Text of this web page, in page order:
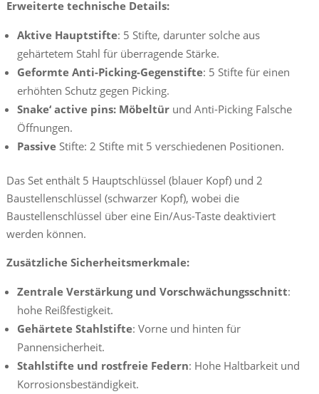
Erweiterte technische Details:
Aktive Hauptstifte: 5 Stifte, darunter solche aus
gehärtetem Stahl für überragende Stärke.
Geformte Anti-Picking-Gegenstifte: 5 Stifte für einen
erhöhten Schutz gegen Picking.
Snake‘ active pins: Möbeltürund Anti-Picking Falsche
Öffnungen.
PassiveStifte: 2 Stifte mit 5 verschiedenen Positionen.
Das Set enthält 5 Hauptschlüssel (blauer Kopf) und 2
Baustellenschlüssel (schwarzer Kopf), wobei die
Baustellenschlüssel über eine Ein/Aus-Taste deaktiviert
werden können.
Zusätzliche Sicherheitsmerkmale:
Zentrale Verstärkung und Vorschwächungsschnitt:
hohe Reißfestigkeit.
Gehärtete Stahlstifte: Vorne und hinten für
Pannensicherheit.
Stahlstifte und rostfreie Federn: Hohe Haltbarkeit und
Korrosionsbeständigkeit.